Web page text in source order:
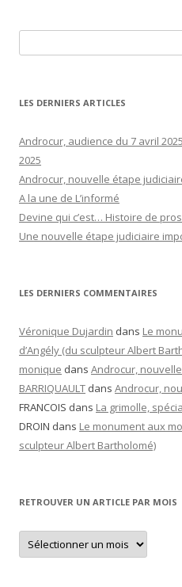
LES DERNIERS ARTICLES
Androcur, audience du 7 avril
2025
Androcur, nouvelle étape
A la une de L’informé
Devine qui c’est… Histoire de
Une nouvelle étape judiciaire
LES DERNIERS COMMENTAIRES
Véronique Dujardin dans Le
d’Angély (du sculpteur Albert
monique dans Androcur,
BARRIQUAULT dans Androcur,
FRANCOIS dans La grimolle,
DROIN dans Le monument aux
sculpteur Albert Bartholomé)
RETROUVER UN ARTICLE PAR MOIS
Retrouver
un
article